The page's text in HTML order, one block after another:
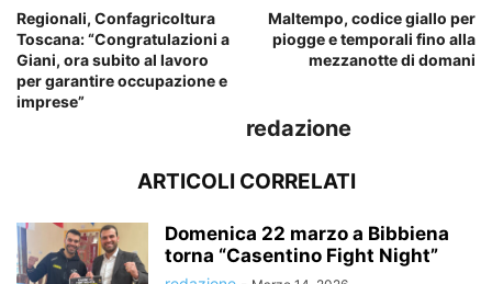
Regionali, Confagricoltura
Toscana: “Congratulazioni a
Giani, ora subito al lavoro
per garantire occupazione e
imprese”
Maltempo, codice giallo per
piogge e temporali fino alla
mezzanotte di domani
redazione
ARTICOLI CORRELATI
Domenica 22 marzo a Bibbiena
torna “Casentino Fight Night”